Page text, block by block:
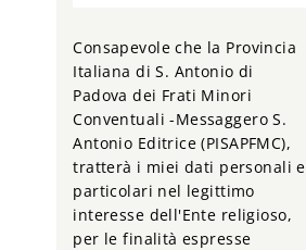
Consapevole che la Provincia
Italiana di S. Antonio di
Padova dei Frati Minori
Conventuali -Messaggero S.
Antonio Editrice (PISAPFMC),
tratterà i miei dati personali e
particolari nel legittimo
interesse dell'Ente religioso,
per le finalità espresse